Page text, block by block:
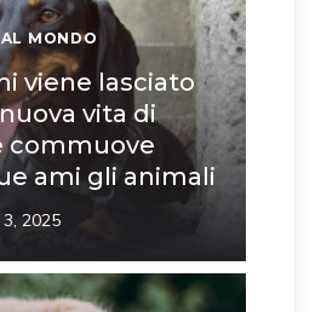
MONDO
viene lasciato
vita di
commuove
ami gli animali
2025